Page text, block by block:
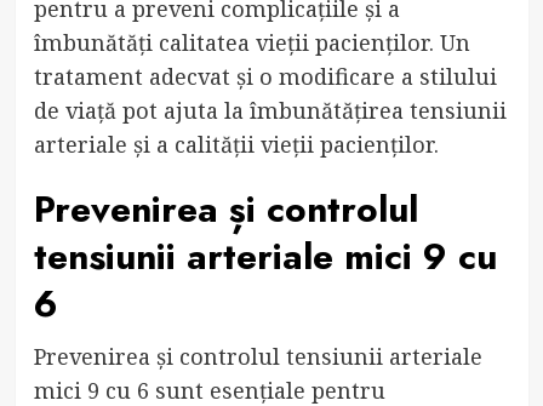
pentru a preveni complicațiile și a
îmbunătăți calitatea vieții pacienților. Un
tratament adecvat și o modificare a stilului
de viață pot ajuta la îmbunătățirea tensiunii
arteriale și a calității vieții pacienților.
Prevenirea și controlul
tensiunii arteriale mici 9 cu
6
Prevenirea și controlul tensiunii arteriale
mici 9 cu 6 sunt esențiale pentru